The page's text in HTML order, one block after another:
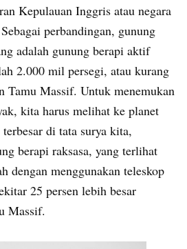
Kepulauan Inggris atau negara
perbandingan, gunung
adalah gunung berapi aktif
2.000 mil persegi, atau kurang
Tamu Massif. Untuk menemukan
kita harus melihat ke planet
di tata surya kita,
berapi raksasa, yang terlihat
dengan menggunakan teleskop
25 persen lebih besar
Massif.